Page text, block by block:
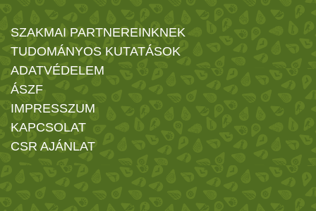
SZAKMAI PARTNEREINKNEK
TUDOMÁNYOS KUTATÁSOK
ADATVÉDELEM
ÁSZF
IMPRESSZUM
KAPCSOLAT
CSR AJÁNLAT